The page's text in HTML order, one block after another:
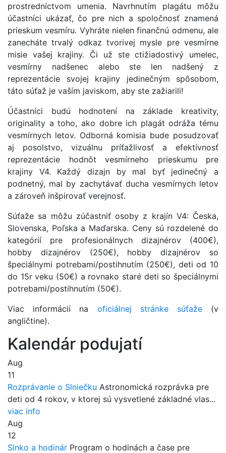
prostredníctvom umenia. Navrhnutím plagátu môžu
účastníci ukázať, čo pre nich a spoločnosť znamená
prieskum vesmíru. Vyhráte nielen finančnú odmenu, ale
zanecháte trvalý odkaz tvorivej mysle pre vesmírne
misie vašej krajiny. Či už ste ctižiadostivý umelec,
vesmírny nadšenec alebo ste len nadšený z
reprezentácie svojej krajiny jedinečným spôsobom,
táto súťaž je vaším javiskom, aby ste zažiarili!
Účastníci budú hodnotení na základe kreativity,
originality a toho, ako dobre ich plagát odráža tému
vesmírnych letov. Odborná komisia bude posudzovať
aj posolstvo, vizuálnu príťažlivosť a efektívnosť
reprezentácie hodnôt vesmírneho prieskumu pre
krajiny V4. Každý dizajn by mal byť jedinečný a
podnetný, mal by zachytávať ducha vesmírnych letov
a zároveň inšpirovať verejnosť.
Súťaže sa môžu zúčastniť osoby z krajín V4: Česka,
Slovenska, Poľska a Maďarska. Ceny sú rozdelené do
kategórií pre profesionálnych dizajnérov (400€),
hobby dizajnérov (250€), hobby dizajnérov so
špeciálnymi potrebami/postihnutím (250€), deti od 10
do 15r veku (50€) a rovnako staré deti so špeciálnymi
potrebami/postihnutím (50€).
Viac informácií na oficiálnej stránke súťaže(v
angličtine).
Kalendár podujatí
Aug
11
Rozprávanie o Slniečku Astronomická rozprávka pre
deti od 4 rokov, v ktorej sú vysvetlené základné vlas...
viac info
Aug
12
Slnko a hodinár Program o hodinách a čase pre